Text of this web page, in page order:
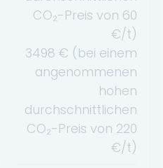
CO₂-Preis von 60
€/t)
3498 € (bei einem
angenommenen
hohen
durchschnittlichen
CO₂-Preis von 220
€/t)